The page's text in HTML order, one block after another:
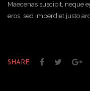
Maecenas suscipit, neque
eros, sed imperdiet justo
SHARE